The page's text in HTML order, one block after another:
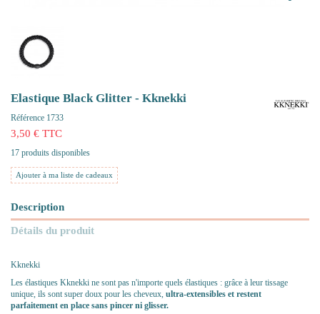
Elastique Black Glitter - Kknekki
Référence 1733
3,50 € TTC
17 produits disponibles
Ajouter à ma liste de cadeaux
Description
Détails du produit
Kknekki
Les élastiques Kknekki ne sont pas n'importe quels élastiques : grâce à leur tissage
unique, ils sont super doux pour les cheveux, ultra-extensibles et restent
parfaitement en place sans pincer ni glisser.